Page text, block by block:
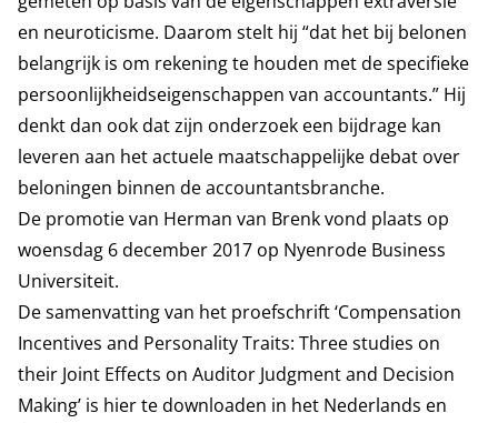
en neuroticisme. Daarom stelt hij “dat het bij belonen
belangrijk is om rekening te houden met de specifieke
persoonlijkheidseigenschappen van accountants.” Hij
denkt dan ook dat zijn onderzoek een bijdrage kan
leveren aan het actuele maatschappelijke debat over
beloningen binnen de accountantsbranche.
De promotie van Herman van Brenk vond plaats op
woensdag 6 december 2017 op Nyenrode Business
Universiteit.
De samenvatting van het proefschrift ‘Compensation
Incentives and Personality Traits: Three studies on
their Joint Effects on Auditor Judgment and Decision
Making’ is hier te downloaden in het Nederlands en